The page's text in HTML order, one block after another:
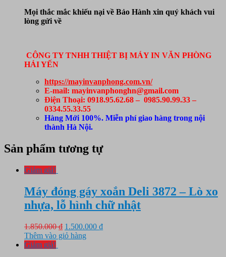
Mọi thắc mắc khiếu nại về Bảo Hành xin quý khách vui
lòng gửi về
CÔNG TY TNHH THIỆT BỊ MÁY IN VĂN PHÒNG
HẢI YẾN
https://mayinvanphong.com.vn/
E-mail: mayinvanphonghn@gmail.com
Điện Thoại: 0918.95.62.68 – 0985.90.99.33 –
0334.55.33.55
Hàng Mới 100%. Miễn phí giao hàng trong nội
thành Hà Nội.
Sản phẩm tương tự
Giảm giá!
Máy đóng gáy xoắn Deli 3872 – Lò xo
nhựa, lỗ hình chữ nhật
1.850.000₫ Giá
gốc
1.500.000 ₫Giá
Thêm vào giỏ hàng
Giảm giá!